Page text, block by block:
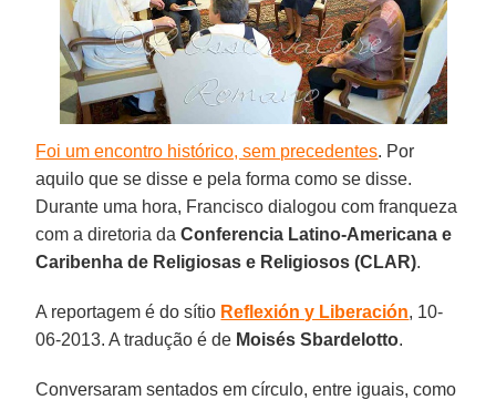
Foi um encontro histórico, sem precedentes. Por
aquilo que se disse e pela forma como se disse.
Durante uma hora, Francisco dialogou com franqueza
com a diretoria daConferencia Latino-Americana e
Caribenha de Religiosas e Religiosos (CLAR).
A reportagem é do sítio Reflexión y Liberación, 10-
06-2013. A tradução é de Moisés Sbardelotto.
Conversaram sentados em círculo, entre iguais, como